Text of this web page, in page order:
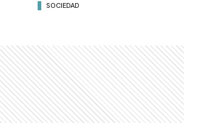
SOCIEDAD